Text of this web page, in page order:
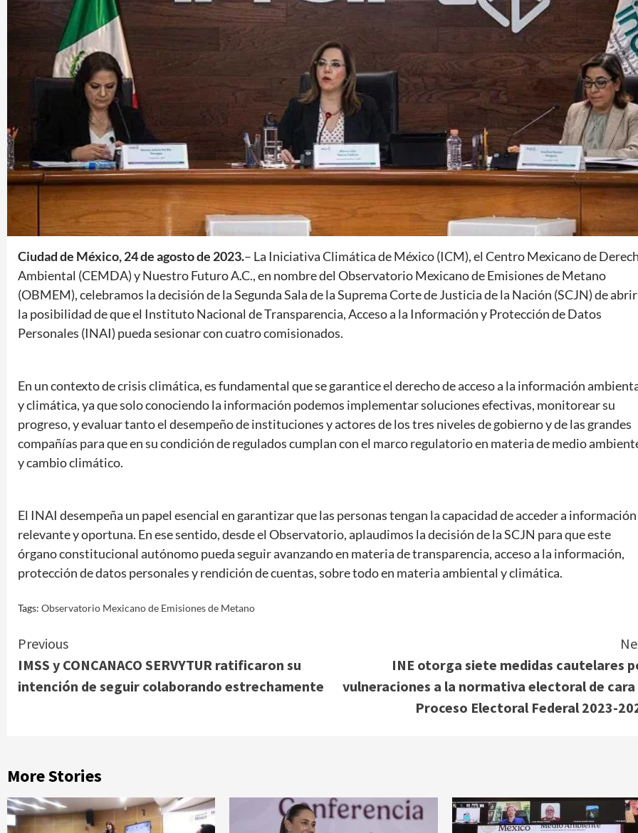
Ciudad de México, 24 de agosto de 2023.– La Iniciativa Climática de México (ICM), el Centro Mexicano de
Ambiental (CEMDA) y Nuestro Futuro A.C., en nombre del Observatorio Mexicano de Emisiones de Metano
(OBMEM), celebramos la decisión de la Segunda Sala de la Suprema Corte de Justicia de la Nación (SCJN) de abrir
la posibilidad de que el Instituto Nacional de Transparencia, Acceso a la Información y Protección de Datos
Personales (INAI) pueda sesionar con cuatro comisionados.
En un contexto de crisis climática, es fundamental que se garantice el derecho de acceso a la información
y climática, ya que solo conociendo la información podemos implementar soluciones efectivas, monitorear su
progreso, y evaluar tanto el desempeño de instituciones y actores de los tres niveles de gobierno y de las grandes
compañías para que en su condición de regulados cumplan con el marco regulatorio en materia de medio
y cambio climático.
El INAI desempeña un papel esencial en garantizar que las personas tengan la capacidad de acceder a información
relevante y oportuna. En ese sentido, desde el Observatorio, aplaudimos la decisión de la SCJN para que este
órgano constitucional autónomo pueda seguir avanzando en materia de transparencia, acceso a la información,
protección de datos personales y rendición de cuentas, sobre todo en materia ambiental y climática.
Tags: Observatorio Mexicano de Emisiones de Metano
Continue
Reading
Previous
IMSS y CONCANACO SERVYTUR ratificaron su
intención de seguir colaborando estrechamente
INE otorga siete medidas cautelares
vulneraciones a la normativa electoral de cara
Proceso Electoral Federal 2023-
More Stories